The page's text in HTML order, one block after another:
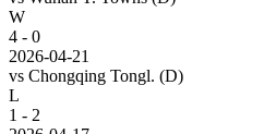
W
4 - 0
2026-04-21
vs Chongqing Tongl. (D)
L
1 - 2